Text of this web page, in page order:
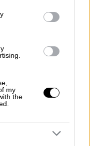
my
the
μου
μέσα στον
να πω την
σύντομα